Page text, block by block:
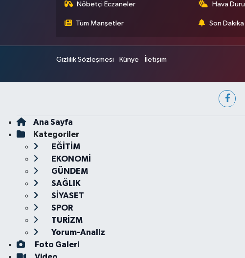
Nöbetçi Eczaneler Hava
Tüm Manşetler Son
Gizlilik Sözleşmesi Künye İletişim
Ana Sayfa
Kategoriler
EĞİTİM
EKONOMİ
GÜNDEM
SAĞLIK
SİYASET
SPOR
TURİZM
Yorum-Analiz
Foto Galeri